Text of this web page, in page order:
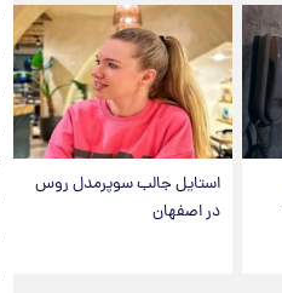
استایل جالب سوپرمدل روس
در اصفهان